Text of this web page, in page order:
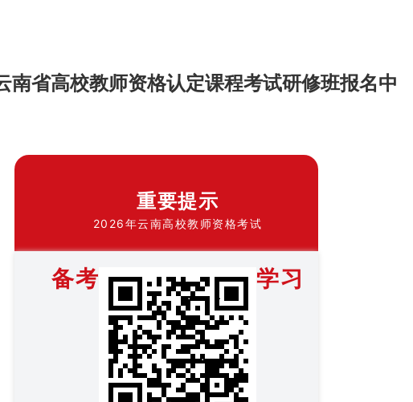
南省高校教师资格认定课程考试研修班报名中
重要提示
2026年云南高校教师资格考试
备考 学习